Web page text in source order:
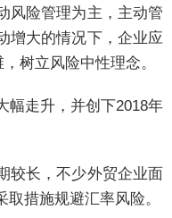
风险管理为主，主动管
增大的情况下，企业应
树立风险中性理念。
走升，并创下2018年
长，不少外贸企业面
措施规避汇率风险。